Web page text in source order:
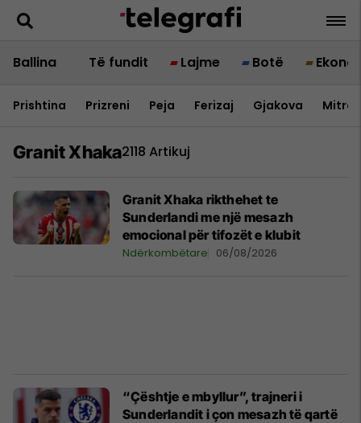
Ballina Të fundit Lajme Botë
Prishtina Prizreni Peja Ferizaj Gjakova
Granit Xhaka2118 Artikuj
Granit Xhaka rikthehet te
Sunderlandi me një mesazh
emocional për tifozët e klubit
Ndërkombëtare 06/08/2026
“Çështje e mbyllur”, trajneri i
Sunderlandit i çon mesazh të qartë